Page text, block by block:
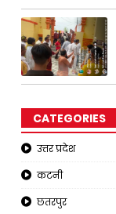
CATEGORIES
उत्तर प्रदेश
कटनी
छतरपुर